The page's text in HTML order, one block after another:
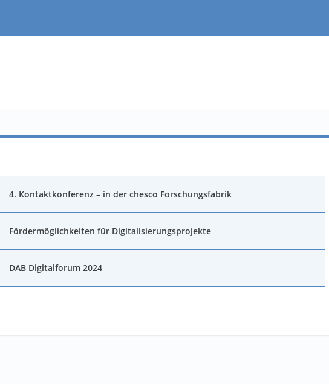
4. Kontaktkonferenz – in der chesco Forschungsfabrik
Fördermöglichkeiten für Digitalisierungsprojekte
DAB Digitalforum 2024